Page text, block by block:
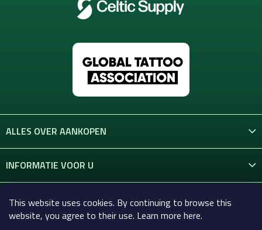
This website uses cookies. By continuing to browse this
website, you agree to their use. Learn more here.
ALLES OVER AANKOPEN
INFORMATIE VOOR U
CONTACT